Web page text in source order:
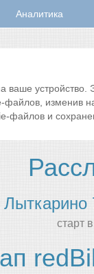
Аналитика
устройство.
изменив
файлов и
Лыткарино
cтарт